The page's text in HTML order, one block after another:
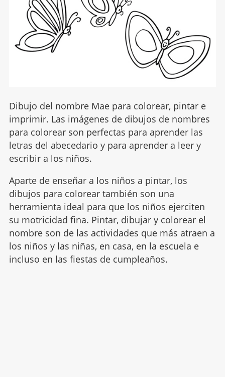
Dibujo del nombre Mae para colorear, pintar e
imprimir. Las imágenes de dibujos de nombres
para colorear son perfectas para aprender las
letras del abecedario y para aprender a leer y
escribir a los niños.
Aparte de enseñar a los niños a pintar, los
dibujos para colorear también son una
herramienta ideal para que los niños ejerciten
su motricidad fina. Pintar, dibujar y colorear el
nombre son de las actividades que más atraen a
los niños y las niñas, en casa, en la escuela e
incluso en las fiestas de cumpleaños.